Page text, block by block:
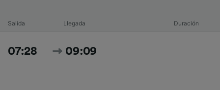
Salida Llegada Duración
07:28 09:09